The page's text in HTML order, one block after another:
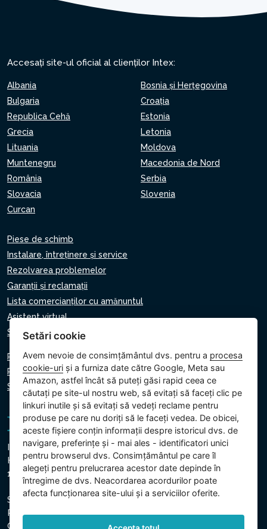
Accesați site-ul oficial al clienților Intex:
Albania
Bosnia și Herțegovina
Bulgaria
Croaţia
Republica Cehă
Estonia
Grecia
Letonia
Lituania
Moldova
Muntenegru
Macedonia de Nord
România
Serbia
Slovacia
Slovenia
Curcan
Piese de schimb
Instalare, întreținere și service
Rezolvarea problemelor
Garanții și reclamații
Lista comercianților cu amănuntul
Asistent virtual
Scrie-ne
Politica de confidențialitate
Politica privind cookie-urile
Setări cookie
Intex Trading, s.r.o.
Hradecká 2526/3
130 00 Praga 3 - Republica Cehă
Societatea este înregistrată la Tribunalul Municipal din
Praga, Secțiunea C, Insert 74759
CUI: 26150808, CIF: CZ26150808
Setări cookie
Avem nevoie de consimțământul dvs. pentru a procesa
cookie-uri și a furniza date către Google, Meta sau
Amazon, astfel încât să puteți găsi rapid ceea ce
căutați pe site-ul nostru web, să evitați să faceți clic pe
linkuri inutile și să evitați să vedeți reclame pentru
produse pe care nu doriți să le faceți vedea. De obicei,
aceste fișiere conțin informații despre istoricul dvs. de
navigare, preferințe și - mai ales - identificatori unici
pentru browserul dvs. Consimțământul pe care îl
alegeți pentru prelucrarea acestor date depinde în
întregime de dvs. Neacordarea acordurilor poate
afecta funcționarea site-ului și a serviciilor oferite.